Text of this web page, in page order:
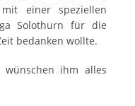
einer speziellen
Solothurn für die
bedanken wollte.
wünschen ihm alles